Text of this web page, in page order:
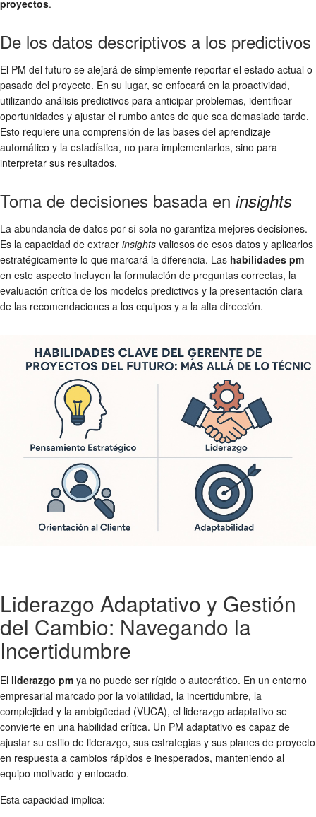
proyectos.
De los datos descriptivos a los predictivos
El PM del futuro se alejará de simplemente reportar el estado actual o
pasado del proyecto. En su lugar, se enfocará en la proactividad,
utilizando análisis predictivos para anticipar problemas, identificar
oportunidades y ajustar el rumbo antes de que sea demasiado tarde.
Esto requiere una comprensión de las bases del aprendizaje
automático y la estadística, no para implementarlos, sino para
interpretar sus resultados.
Toma de decisiones basada en insights
La abundancia de datos por sí sola no garantiza mejores decisiones.
Es la capacidad de extraer insights valiosos de esos datos y aplicarlos
estratégicamente lo que marcará la diferencia. Las habilidades pm
en este aspecto incluyen la formulación de preguntas correctas, la
evaluación crítica de los modelos predictivos y la presentación clara
de las recomendaciones a los equipos y a la alta dirección.
Liderazgo Adaptativo y Gestión
del Cambio: Navegando la
Incertidumbre
El liderazgo pm ya no puede ser rígido o autocrático. En un entorno
empresarial marcado por la volatilidad, la incertidumbre, la
complejidad y la ambigüedad (VUCA), el liderazgo adaptativo se
convierte en una habilidad crítica. Un PM adaptativo es capaz de
ajustar su estilo de liderazgo, sus estrategias y sus planes de proyecto
en respuesta a cambios rápidos e inesperados, manteniendo al
equipo motivado y enfocado.
Esta capacidad implica: